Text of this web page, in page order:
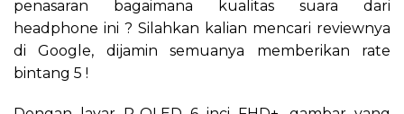
penasaran bagaimana kualitas suara dari
headphone ini ? Silahkan kalian mencari reviewnya
di Google, dijamin semuanya memberikan rate
bintang 5 !